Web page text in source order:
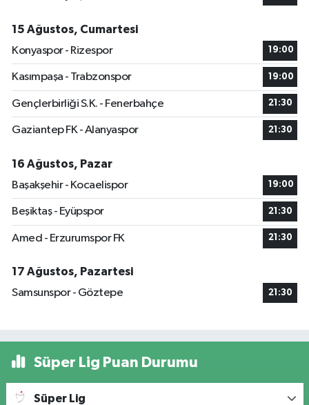
15 Ağustos, Cumartesi
Konyaspor - Rizespor
19:00
Kasımpaşa - Trabzonspor 19:00
Gençlerbirliği S.K. - Fenerbahçe 21:30
Gaziantep FK - Alanyaspor 21:30
16 Ağustos, Pazar
Başakşehir - Kocaelispor
19:00
Beşiktaş - Eyüpspor 21:30
Amed - Erzurumspor FK 21:30
17 Ağustos, Pazartesi
Samsunspor - Göztepe
21:30
Süper Lig Puan Durumu
Süper Lig